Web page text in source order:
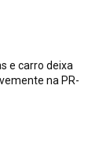
e carro deixa
na PR-